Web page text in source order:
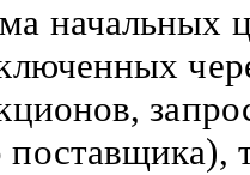
начальных
поставщика),